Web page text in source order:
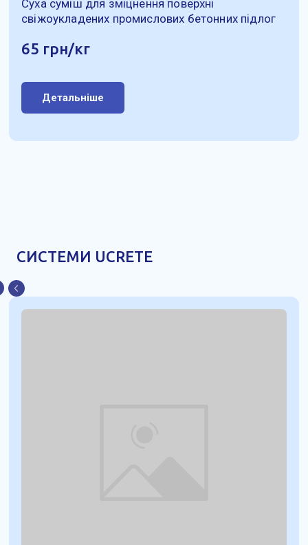
Суха суміш для зміцнення поверхні
свіжоукладених промислових бетонних підлог
65 грн/кг
Детальніше
СИСТЕМИ UCRETE